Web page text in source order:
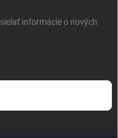
informácie o nových